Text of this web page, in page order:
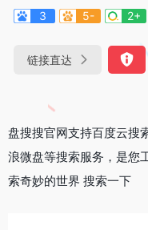
3
5- 2+
链接直达
盘搜搜官网支持百度云搜
浪微盘等搜索服务，是您
索奇妙的世界 搜索一下